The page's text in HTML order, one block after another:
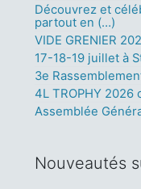
Découvrez et
partout en (…)
VIDE GRENIER
17-18-19 juillet à
3e
4L TROPHY 2026
Assemblée
Nouveautés